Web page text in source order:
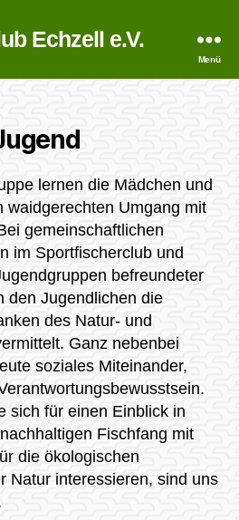
Echzell e.V.
Menü
lernen die Mädchen und
waidgerechten Umgang mit
gemeinschaftlichen
im Sportfischerclub und
befreundeter
den Jugendlichen die
des Natur- und
Ganz nebenbei
soziales Miteinander,
sich für einen Einblick in
Fischfang mit
die ökologischen
Natur interessieren, sind uns